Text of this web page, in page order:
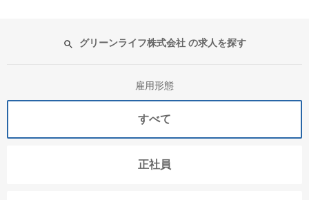
グリーンライフ株式会社 の求人を探す
雇用形態
すべて
正社員